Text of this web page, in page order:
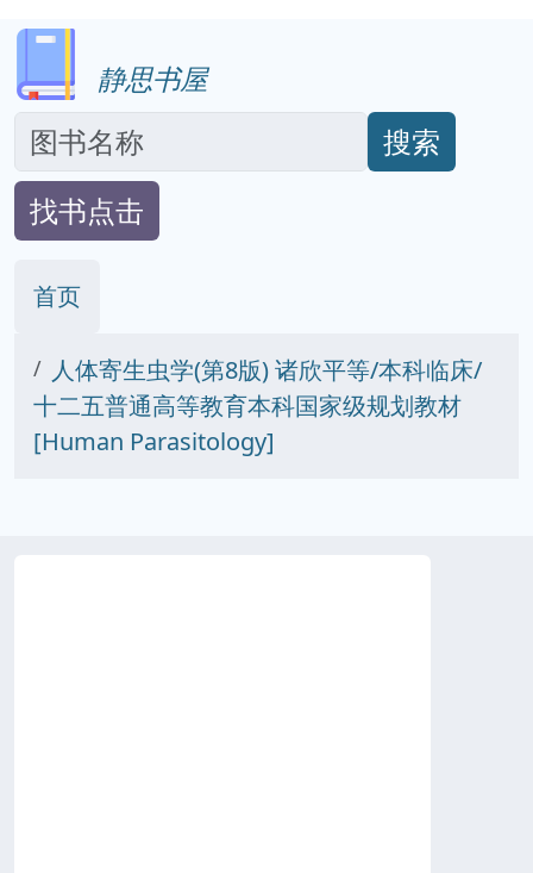
静思书屋
搜索
找书点击
首页
人体寄生虫学(第8版) 诸欣平等/本科临床/
十二五普通高等教育本科国家级规划教材
[Human Parasitology]